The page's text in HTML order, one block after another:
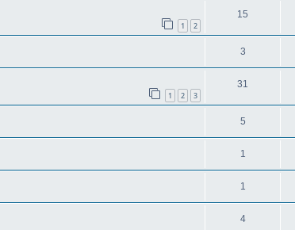
1 2
15
3
1 2 3
31
5
1
1
4